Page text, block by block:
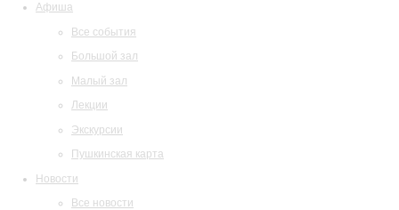
Афиша
Все события
Большой зал
Малый зал
Лекции
Экскурсии
Пушкинская карта
Новости
Все новости